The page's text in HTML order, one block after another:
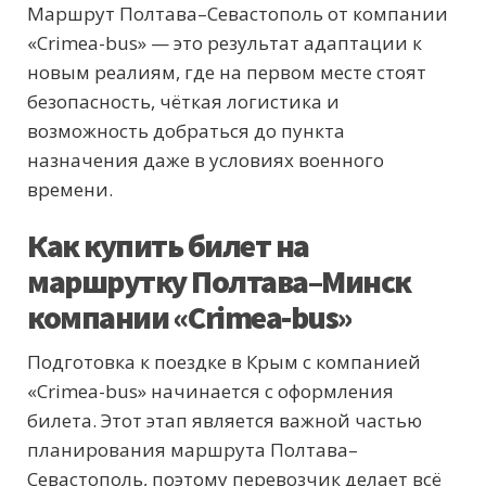
Маршрут Полтава–Севастополь от компании
«Crimea-bus» — это результат адаптации к
новым реалиям, где на первом месте стоят
безопасность, чёткая логистика и
возможность добраться до пункта
назначения даже в условиях военного
времени.
Как купить билет на
маршрутку Полтава–Минск
компании «Crimea-bus»
Подготовка к поездке в Крым с компанией
«Crimea-bus» начинается с оформления
билета. Этот этап является важной частью
планирования маршрута Полтава–
Севастополь, поэтому перевозчик делает всё